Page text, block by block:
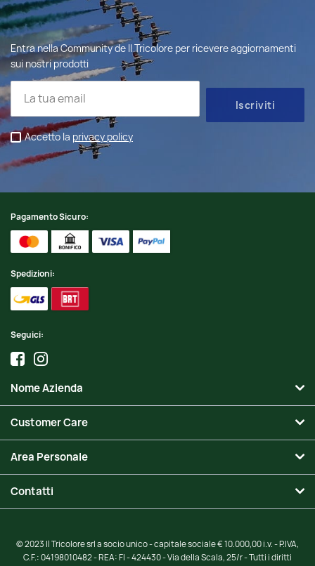
Entra nella Community de Il Tricolore per ricevere aggiornamenti
sui nostri prodotti
Accetto la privacy policy
Pagamento Sicuro:
Spedizioni:
Seguici:
Nome Azienda
Customer Care
Area Personale
Contatti
© 2023 Il Tricolore srl a socio unico - capitale sociale € 10.000,00 i.v. - P.IVA,
C.F.: 04198010482 - REA: FI - 424430 - Via della Scala, 25/r - Tutti i diritti